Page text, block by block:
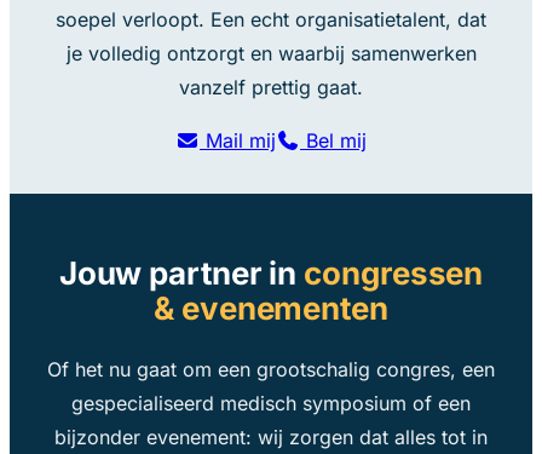
soepel verloopt. Een echt organisatietalent, dat
je volledig ontzorgt en waarbij samenwerken
vanzelf prettig gaat.
Mail mij Bel mij
Jouw partner in congressen
& evenementen
Of het nu gaat om een grootschalig congres, een
gespecialiseerd medisch symposium of een
bijzonder evenement: wij zorgen dat alles tot in